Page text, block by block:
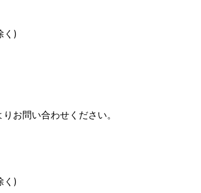
く)
お問い合わせください。
く)